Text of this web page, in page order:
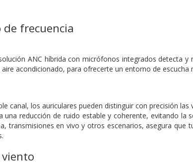
frecuencia
ANC híbrida con micrófonos integrados detecta y
acondicionado, para ofrecerte un entorno de escucha
canal, los auriculares pueden distinguir con precisión
reducción de ruido estable y coherente, evitando la
transmisiones en vivo y otros escenarios, asegura que